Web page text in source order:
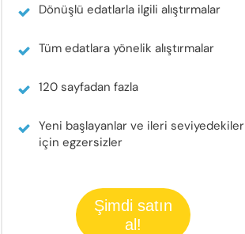
Dönüşlü edatlarla ilgili alıştırmalar
Tüm edatlara yönelik alıştırmalar
120 sayfadan fazla
Yeni başlayanlar ve ileri seviyedekiler
için egzersizler
Şimdi satın
al!